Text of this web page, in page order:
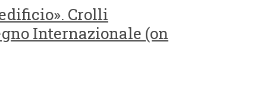
Crolli
Internazionale (on